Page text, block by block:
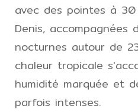
avec des pointes à
Denis, accompagnées
nocturnes autour de
chaleur tropicale
humidité marquée et
parfois intenses.